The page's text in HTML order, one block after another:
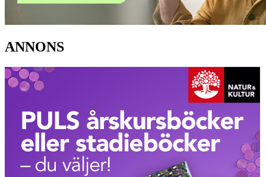
ANNONS